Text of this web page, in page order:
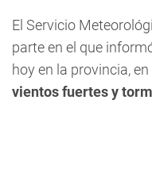
El Servicio
parte en el que
hoy en la provincia,
vientos fuertes y